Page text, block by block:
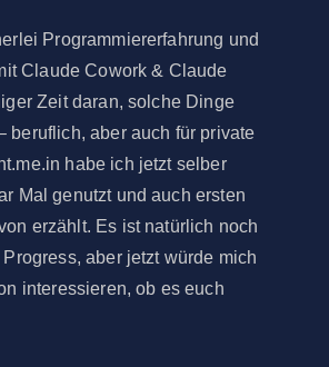
Programmiererfahrung und
Claude Cowork & Claude
Zeit daran, solche Dinge
beruflich, aber auch für private
habe ich jetzt selber
Mal genutzt und auch ersten
erzählt. Es ist natürlich noch
aber jetzt würde mich
interessieren, ob es euch